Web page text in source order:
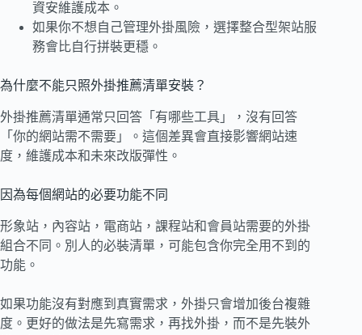
資安維護成本。
如果你不想自己管理外掛風險，選擇整合型架站服
務會比自行拼裝更穩。
為什麼不能只照外掛推薦清單安裝？
外掛推薦清單通常只回答「有哪些工具」，沒有回答
「你的網站需不需要」。這個差異會直接影響網站速
度，維護成本和未來改版彈性。
因為每個網站的必要功能不同
形象站，內容站，電商站，課程站和會員站需要的外掛
組合不同。別人的必裝清單，可能包含你完全用不到的
功能。
如果功能沒有對應到真實需求，外掛只會增加後台複雜
度。更好的做法是先寫需求，再找外掛，而不是先裝外